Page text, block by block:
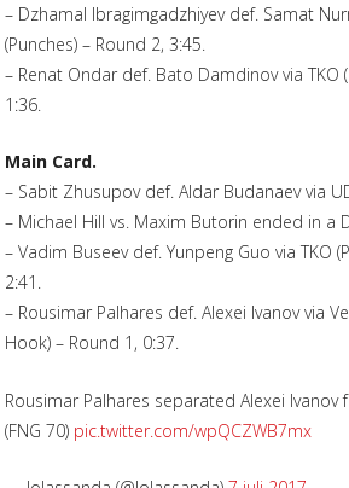
– Dzhamal Ibragimgadzhiyev def. Samat
(Punches) – Round 2, 3:45.
– Renat Ondar def. Bato Damdinov via TKO
1:36.
Main Card.
– Sabit Zhusupov def. Aldar Budanaev via
– Michael Hill vs. Maxim Butorin ended in a
– Vadim Buseev def. Yunpeng Guo via TKO
2:41.
– Rousimar Palhares def. Alexei Ivanov via
Hook) – Round 1, 0:37.
Rousimar Palhares separated Alexei Ivanov
(FNG 70) pic.twitter.com/wpQCZWB7mx